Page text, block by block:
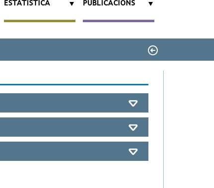
ESTATÍSTICA PUBLICACIÓNS